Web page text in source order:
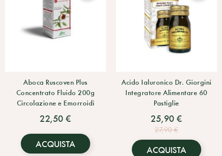
Aboca Ruscoven Plus
Concentrato Fluido 200g
Circolazione e Emorroidi
22,50 €
ACQUISTA
Acido Ialuronico Dr. Giorgini
Integratore Alimentare 60
Pastiglie
25,90 €
27,90 €
ACQUISTA